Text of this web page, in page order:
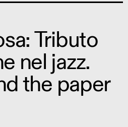
Tributo
nel jazz.
the paper